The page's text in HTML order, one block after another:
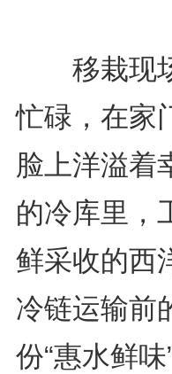
移栽现场
忙碌，在家
脸上洋溢着
的冷库里，
鲜采收的西
冷链运输前
份“惠水鲜